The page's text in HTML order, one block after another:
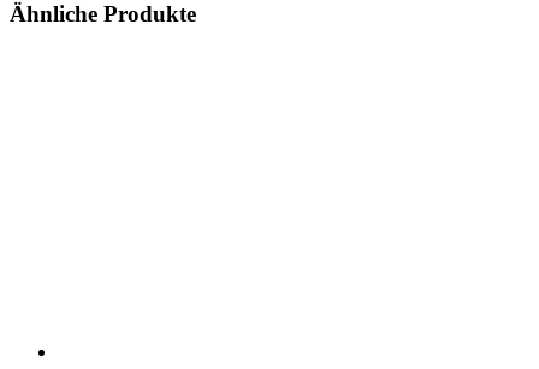
Ähnliche Produkte